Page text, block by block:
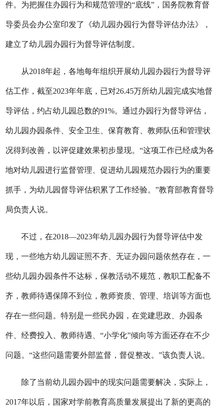
件。为把握住办园行为和规范管理的“底线”，国务院教育督
导委员会办公室印发了《幼儿园办园行为督导评估办法》，
建立了幼儿园办园行为督导评估制度。
从2018年起，各地每年组织开展幼儿园办园行为督导评
估工作，截至2023年年底，已对26.45万所幼儿园完成实地督
导评估，约占幼儿园总数的91%。通过办园行为督导评估，
幼儿园办园条件、安全卫生、保育教育、教师队伍和管理状
况得到改善，以评促建效果初步显现。“这项工作已经成为各
地对幼儿园进行监督管理、促进幼儿园规范办园行为的重要
抓手，为幼儿园督导评估积累了工作经验。”教育部教育督导
局负责人说。
不过，在2018—2023年幼儿园办园行为督导评估中发
现，一些地方幼儿园证照不齐、无证办园问题依然存在，一
些幼儿园办园条件不达标，保教活动不规范，教职工配备不
齐，教师待遇保障不到位，教师资质、管理、培训等方面也
存在一些问题。特别是一些民办园，在党建思政、办园条
件、经费投入、教师待遇、“小学化”倾向等方面还存在不少
问题。“这些问题需要外部监督，督促整改。”该负责人说。
除了当前幼儿园办园中的现实问题需要解决，实际上，
2017年以后，国家对学前教育高质量发展提出了新的更高的